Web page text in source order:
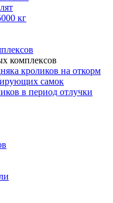
кг
комплексов
кроликов на откорм
самок
в период отлучки